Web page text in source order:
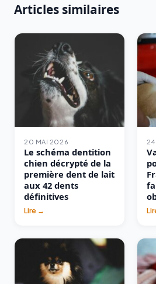
Articles similaires
20 MAI 2026
Le schéma dentition
chien décrypté de la
première dent de lait
aux 42 dents
définitives
Lire →